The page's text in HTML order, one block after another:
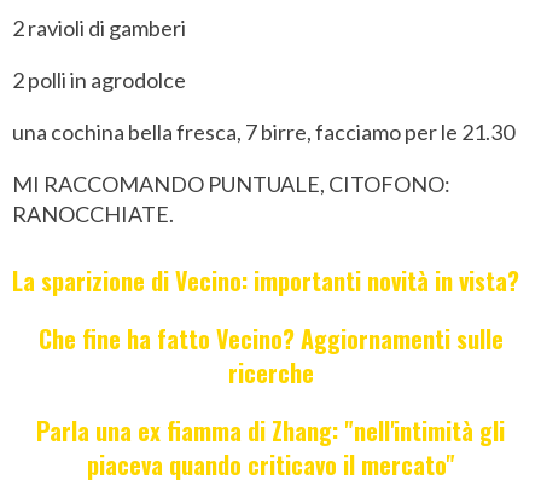
2 ravioli di gamberi
2 polli in agrodolce
una cochina bella fresca, 7 birre, facciamo per le 21.30
MI RACCOMANDO PUNTUALE, CITOFONO:
RANOCCHIATE.
La sparizione di Vecino: importanti novità in vista?
Che fine ha fatto Vecino? Aggiornamenti sulle
ricerche
Parla una ex fiamma di Zhang: "nell'intimità gli
piaceva quando criticavo il mercato"